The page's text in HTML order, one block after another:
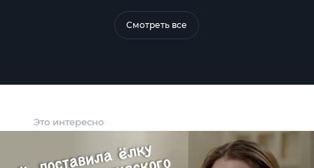
Это интересно
Смотреть все